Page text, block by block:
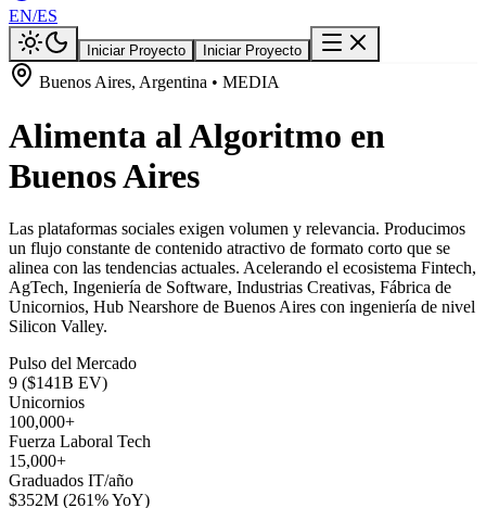
EN/ES
Iniciar Proyecto Iniciar Proyecto
Buenos Aires, Argentina • MEDIA
Alimenta al Algoritmo en
Buenos Aires
Las plataformas sociales exigen volumen y relevancia. Producimos
un flujo constante de contenido atractivo de formato corto que se
alinea con las tendencias actuales. Acelerando el ecosistema Fintech,
AgTech, Ingeniería de Software, Industrias Creativas, Fábrica de
Unicornios, Hub Nearshore de Buenos Aires con ingeniería de nivel
Silicon Valley.
Pulso del Mercado
9 ($141B EV)
Unicornios
100,000+
Fuerza Laboral Tech
15,000+
Graduados IT/año
$352M (261% YoY)